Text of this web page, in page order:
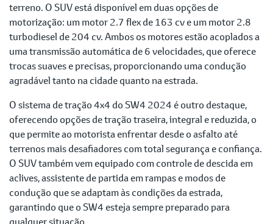
terreno. O SUV está disponível em duas opções de
motorização: um motor 2.7 flex de 163 cv e um motor 2.8
turbodiesel de 204 cv. Ambos os motores estão acoplados a
uma transmissão automática de 6 velocidades, que oferece
trocas suaves e precisas, proporcionando uma condução
agradável tanto na cidade quanto na estrada.
O sistema de tração 4x4 do SW4 2024 é outro destaque,
oferecendo opções de tração traseira, integral e reduzida, o
que permite ao motorista enfrentar desde o asfalto até
terrenos mais desafiadores com total segurança e confiança.
O SUV também vem equipado com controle de descida em
aclives, assistente de partida em rampas e modos de
condução que se adaptam às condições da estrada,
garantindo que o SW4 esteja sempre preparado para
qualquer situação.